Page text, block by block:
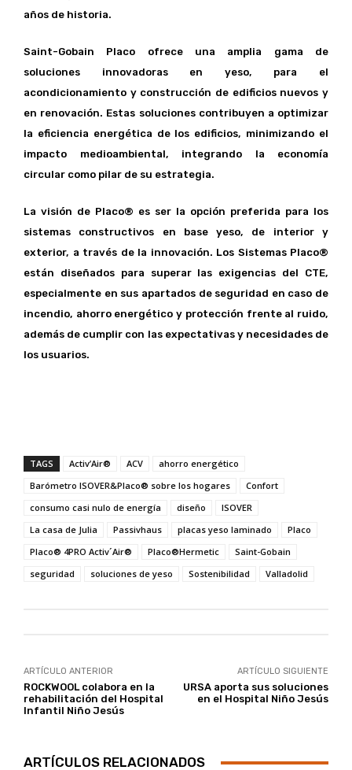
años de historia.
Saint-Gobain Placo ofrece una amplia gama de
soluciones innovadoras en yeso, para el
acondicionamiento y construcción de edificios nuevos y
en renovación. Estas soluciones contribuyen a optimizar
la eficiencia energética de los edificios, minimizando el
impacto medioambiental, integrando la economía
circular como pilar de su estrategia.
La visión de Placo® es ser la opción preferida para los
sistemas constructivos en base yeso, de interior y
exterior, a través de la innovación. Los Sistemas Placo®
están diseñados para superar las exigencias del CTE,
especialmente en sus apartados de seguridad en caso de
incendio, ahorro energético y protección frente al ruido,
además de cumplir con las expectativas y necesidades de
los usuarios.
TAGS Activ’Air® ACV
ahorro energético
Barómetro ISOVER&Placo® sobre los hogares
Confort
consumo casi nulo de energía
diseño
ISOVER
La casa de Julia
Passivhaus placas yeso laminado
Placo
Placo® 4PRO Activ´Air®
Placo®Hermetic
Saint-Gobain
seguridad
soluciones de yeso Sostenibilidad Valladolid
ARTÍCULO ANTERIOR
ROCKWOOL colabora en la
rehabilitación del Hospital
Infantil Niño Jesús
ARTÍCULO SIGUIENTE
URSA aporta sus soluciones
en el Hospital Niño Jesús
ARTÍCULOS RELACIONADOS